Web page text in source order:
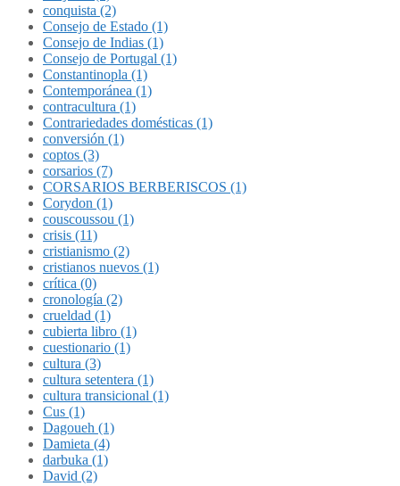
conquista (2)
Consejo de Estado (1)
Consejo de Indias (1)
Consejo de Portugal (1)
Constantinopla (1)
Contemporánea (1)
contracultura (1)
Contrariedades domésticas (1)
conversión (1)
coptos (3)
corsarios (7)
CORSARIOS BERBERISCOS (1)
Corydon (1)
couscoussou (1)
crisis (11)
cristianismo (2)
cristianos nuevos (1)
crítica (0)
cronología (2)
crueldad (1)
cubierta libro (1)
cuestionario (1)
cultura (3)
cultura setentera (1)
cultura transicional (1)
Cus (1)
Dagoueh (1)
Damieta (4)
darbuka (1)
David (2)